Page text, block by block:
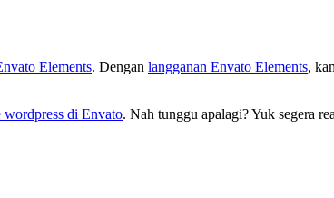
Elements. Dengan langganan Envato Elements,
wordpress di Envato. Nah tunggu apalagi? Yuk segera